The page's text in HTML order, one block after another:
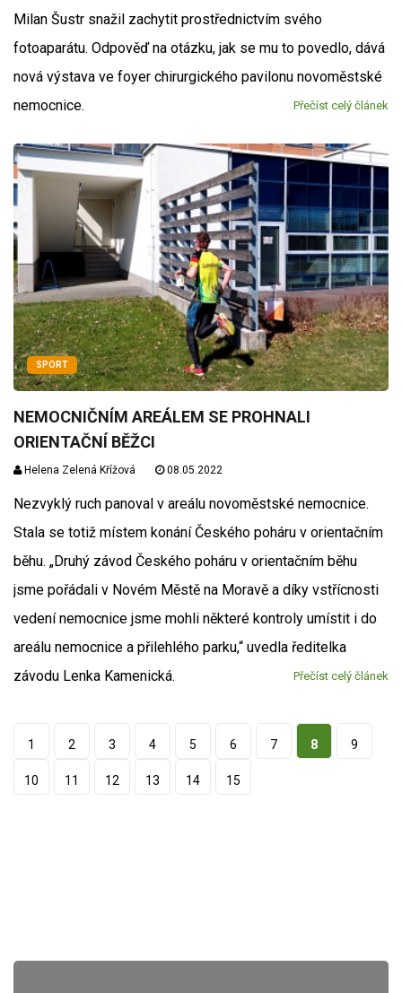
Milan Šustr snažil zachytit prostřednictvím svého
fotoaparátu. Odpověď na otázku, jak se mu to povedlo, dává
nová výstava ve foyer chirurgického pavilonu novoměstské
nemocnice.
Přečíst celý článek
SPORT
NEMOCNIČNÍM AREÁLEM SE PROHNALI
ORIENTAČNÍ BĚŽCI
Helena Zelená Křížová 08.05.2022
Nezvyklý ruch panoval v areálu novoměstské nemocnice.
Stala se totiž místem konání Českého poháru v orientačním
běhu. „Druhý závod Českého poháru v orientačním běhu
jsme pořádali v Novém Městě na Moravě a díky vstřícnosti
vedení nemocnice jsme mohli některé kontroly umístit i do
areálu nemocnice a přilehlého parku,“ uvedla ředitelka
závodu Lenka Kamenická.
Přečíst celý článek
1 2 3 4 5 6 7 8 9
10 11 12 13 14 15